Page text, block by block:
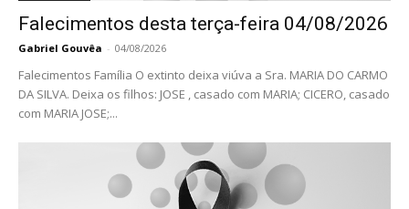
Falecimentos desta terça-feira 04/08/2026
Gabriel Gouvêa - 04/08/2026
Falecimentos Família O extinto deixa viúva a Sra. MARIA DO CARMO
DA SILVA. Deixa os filhos: JOSE , casado com MARIA; CICERO, casado
com MARIA JOSE;...